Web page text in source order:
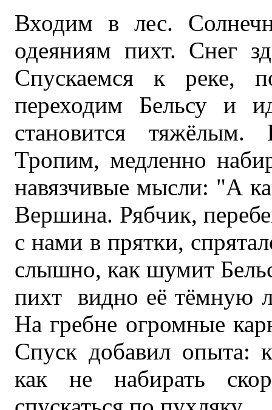
Входим в лес.
одеяниям пихт. Снег
Спускаемся к реке,
переходим Бельсу и
становится
Тропим, медленно
навязчивые мысли: "А
Вершина. Рябчик,
с нами в прятки,
слышно, как шумит
пихт видно её тёмную
На гребне огромные
Спуск добавил опыта:
как не набирать